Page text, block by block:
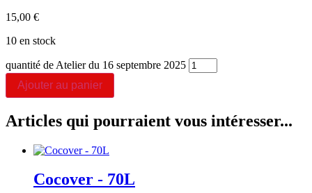
15,00 €
10 en stock
quantité de Atelier du 16 septembre 2025
Ajouter au panier
Articles qui pourraient vous intéresser...
Cocover - 70L